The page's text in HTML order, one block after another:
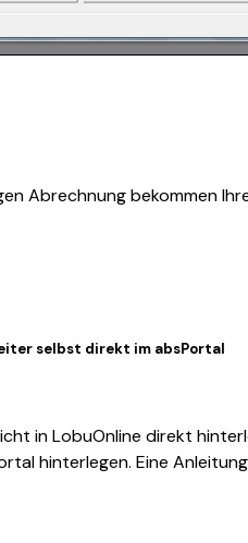
Abrechnung bekommen
selbst direkt im absPortal
in LobuOnline direkt
hinterlegen. Eine